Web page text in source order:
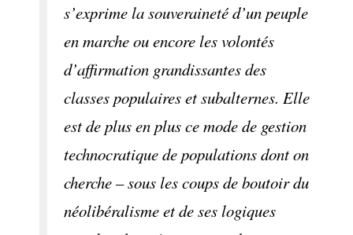
s’exprime la souveraineté d’un peuple
en marche ou encore les volontés
d’affirmation grandissantes des
classes populaires et subalternes. Elle
est de plus en plus ce mode de gestion
technocratique de populations dont on
cherche – sous les coups de boutoir du
néolibéralisme et de ses logiques